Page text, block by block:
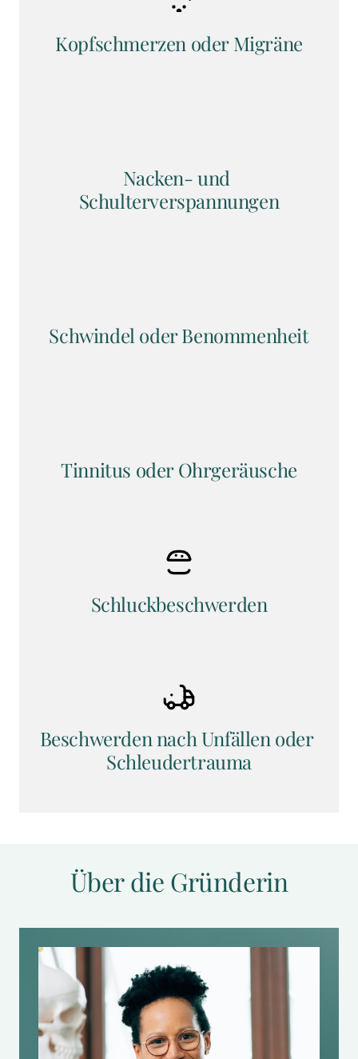
Kopfschmerzen oder Migräne
Nacken- und
Schulterverspannungen
Schwindel oder Benommenheit
Tinnitus oder Ohrgeräusche
Schluckbeschwerden
Beschwerden nach Unfällen oder
Schleudertrauma
Über die Gründerin